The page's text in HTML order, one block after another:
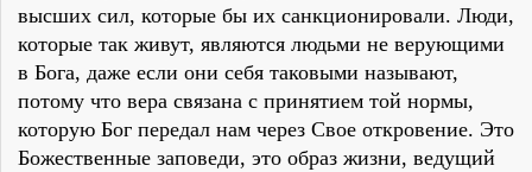
высших сил, которые бы их санкционировали. Люди,
которые так живут, являются людьми не верующими
в Бога, даже если они себя таковыми называют,
потому что вера связана с принятием той нормы,
которую Бог передал нам через Свое откровение. Это
Божественные заповеди, это образ жизни, ведущий